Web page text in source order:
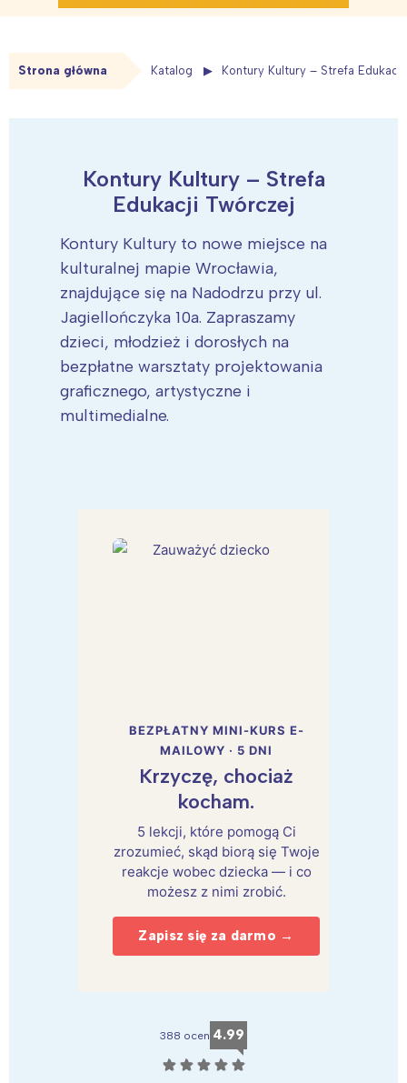
Strona główna Katalog Kontury Kultury – Strefa
Kontury Kultury – Strefa
Edukacji Twórczej
Kontury Kultury to nowe miejsce na
kulturalnej mapie Wrocławia,
znajdujące się na Nadodrzu przy ul.
Jagiellończyka 10a. Zapraszamy
dzieci, młodzież i dorosłych na
bezpłatne warsztaty projektowania
graficznego, artystyczne i
multimedialne.
BEZPŁATNY MINI-KURS E-
MAILOWY · 5 DNI
Krzyczę, chociaż
kocham.
5 lekcji, które pomogą Ci
zrozumieć, skąd biorą się Twoje
reakcje wobec dziecka — i co
możesz z nimi zrobić.
Zapisz się za darmo →
388 ocen 4.99
☆ ☆ ☆ ☆ ☆